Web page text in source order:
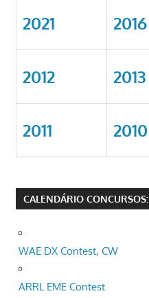
2021 2016
2012 2013
2011 2010
CALENDÁRIO CONCURSOS:
WAE DX Contest, CW
ARRL EME Contest